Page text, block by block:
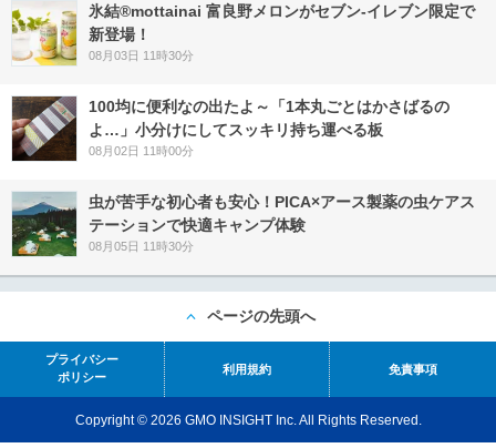
氷結®mottainai 富良野メロンがセブン‐イレブン限定で
新登場！
08月03日 11時30分
100均に便利なの出たよ～「1本丸ごとはかさばるの
よ…」小分けにしてスッキリ持ち運べる板
08月02日 11時00分
虫が苦手な初心者も安心！PICA×アース製薬の虫ケアス
テーションで快適キャンプ体験
08月05日 11時30分
ページの先頭へ
プライバシー
ポリシー
利用規約 免責事項
Copyright © 2026 GMO INSIGHT Inc. All Rights Reserved.